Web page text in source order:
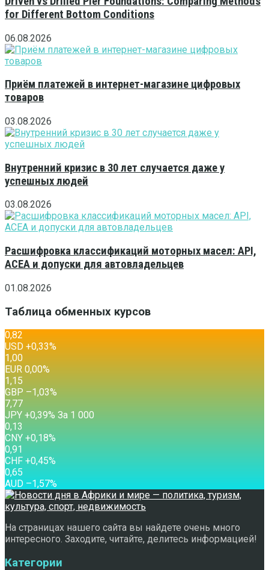
for Different Bottom Conditions
06.08.2026
Приём платежей в интернет-магазине цифровых
товаров
03.08.2026
Внутренний кризис в 30 лет случается даже у
успешных людей
03.08.2026
Расшифровка классификаций моторных масел: API,
ACEA и допуски для автовладельцев
01.08.2026
Таблица обменных курсов
0,82
USD +0,33%
1,00
EUR 0,00%
1,15
GBP –1,03%
7,77
JPY +0,39% За 1 000
0,13
CNY +0,18%
0,91
CHF +0,45%
0,65
AUD –1,57%
На страницах нашего сайта вы найдете очень много
интересного. Заходите, читайте, делитесь информацией!
Категории